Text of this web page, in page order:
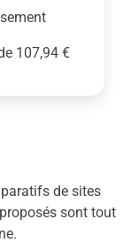
107,94 €
de sites
sont tout